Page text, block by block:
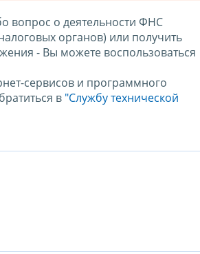
вопрос о деятельности ФНС
органов) или получить
- Вы можете воспользоваться
сервисов и программного
в "Службу технической